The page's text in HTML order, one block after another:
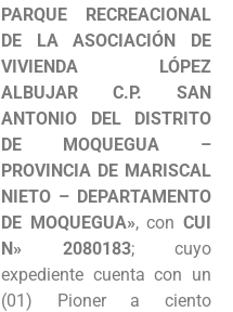
PARQUE RECREACIONAL
DE LA ASOCIACIÓN DE
VIVIENDA LÓPEZ
ALBUJAR C.P. SAN
ANTONIO DEL DISTRITO
DE MOQUEGUA –
PROVINCIA DE MARISCAL
NIETO – DEPARTAMENTO
DE MOQUEGUA», conCUI
N» 2080183; cuyo
expediente cuenta con un
(01) Pioner a ciento